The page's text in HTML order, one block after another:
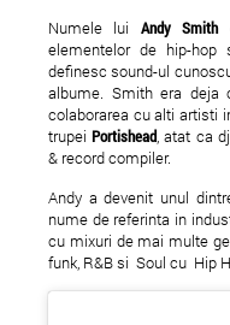
Numele lui Andy Smith
elementelor de hip-hop
definesc sound-ul
albume. Smith era deja
colaborarea cu alti artisti
trupeiPortishead, atat ca
& record compiler.
Andy a devenit unul
nume de referinta in
cu mixuri de mai multe
funk, R&B si Soul cu Hip